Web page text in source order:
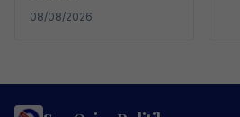
08/08/2026